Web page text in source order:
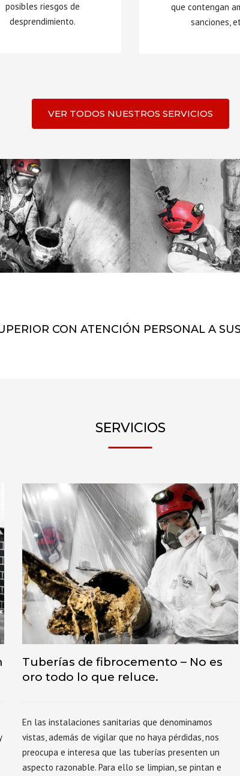
posibles riesgos de
desprendimiento.
que contengan
sanciones,
VER TODOS NUESTROS SERVICIOS
CON ATENCIÓN PERSONAL A
SERVICIOS
Tuberías de fibrocemento – No es
oro todo lo que reluce.
En las instalaciones sanitarias que denominamos
vistas, además de vigilar que no haya pérdidas, nos
preocupa e interesa que las tuberías presenten un
aspecto razonable. Para ello se limpian, se pintan e